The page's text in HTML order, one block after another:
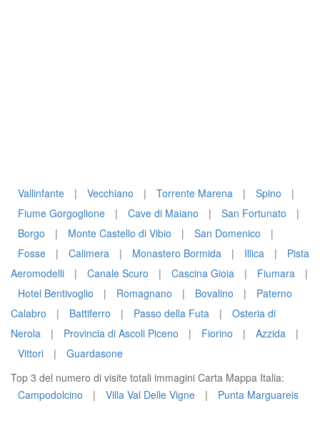
Vallinfante | Vecchiano | Torrente Marena | Spino
|
Fiume Gorgoglione
| Cave di Maiano | San Fortunato
|
Borgo
| Monte Castello di Vibio | San Domenico
|
Fosse
| Calimera | Monastero Bormida | Illica |
Pista
Aeromodelli
| Canale Scuro | Cascina Gioia | Fiumara
|
Hotel Bentivoglio
| Romagnano | Bovalino |
Paterno
Calabro
| Battiferro | Passo della Futa |
Osteria di
Nerola
| Provincia di Ascoli Piceno | Fiorino | Azzida
|
Vittori
|
Guardasone
Top 3 del numero di visite totali immagini Carta Mappa Italia:
Campodolcino
| Villa Val Delle Vigne | Punta Marguareis